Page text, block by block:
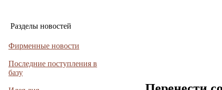
Разделы новостей
Фирменные новости
Последние поступления в
базу